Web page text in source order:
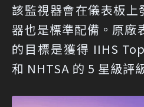
該監視器會在儀表板上
器也是標準配備。原廠
的目標是獲得 IIHS
和 NHTSA 的 5 星級評